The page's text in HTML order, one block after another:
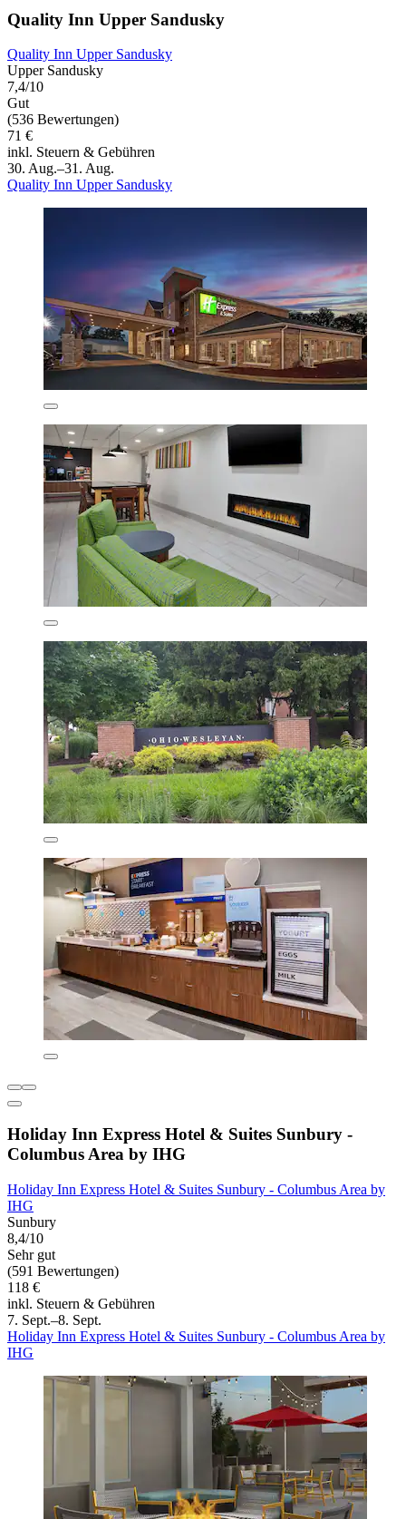
Quality Inn Upper Sandusky
Quality Inn Upper Sandusky
Upper Sandusky
7,4/10
Gut
(536 Bewertungen)
71 €
inkl. Steuern & Gebühren
30. Aug.–31. Aug.
Quality Inn Upper Sandusky
Holiday Inn Express Hotel & Suites Sunbury -
Columbus Area by IHG
Holiday Inn Express Hotel & Suites Sunbury - Columbus Area by
IHG
Sunbury
8,4/10
Sehr gut
(591 Bewertungen)
118 €
inkl. Steuern & Gebühren
7. Sept.–8. Sept.
Holiday Inn Express Hotel & Suites Sunbury - Columbus Area by
IHG